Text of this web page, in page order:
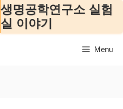
생명공학연구소 실험
실 이야기
Menu